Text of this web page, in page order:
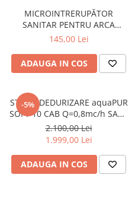
MICROINTRERUPĂTOR
SANITAR PENTRU ARCA
MILENIUM / POCKET I -
145,00 Lei
ADAUGA IN COS
-5%
STATIE DEDURIZARE aquaPUR
SOFT 10 CAB Q=0,8mc/h SARE
23KG (CU BY-PASS)
2.100,00 Lei
1.999,00 Lei
ADAUGA IN COS